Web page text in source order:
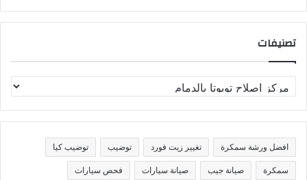
تصنيفات
ص
ن
ف
ا
افضل ورشة سمكرة تغيير زيت فورد توضيب توضيب كيا
سمكرة صيانة جيب صيانة سيارات فحص سيارات